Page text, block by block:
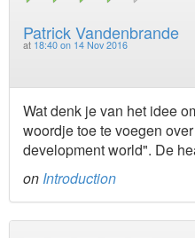
Patrick Vandenbrande
at 18:40 on 14 Nov 2016
Wat denk je van het idee
woordje toe te voegen
development world". De
on Introduction